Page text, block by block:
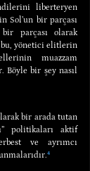
liberteryen
Sol’un bir parçası
parçası olarak
bu, yönetici elitlerin
muazzam
Böyle bir şey nasıl
bir arada tutan
politikaları aktif
ve ayrımcı
⁴